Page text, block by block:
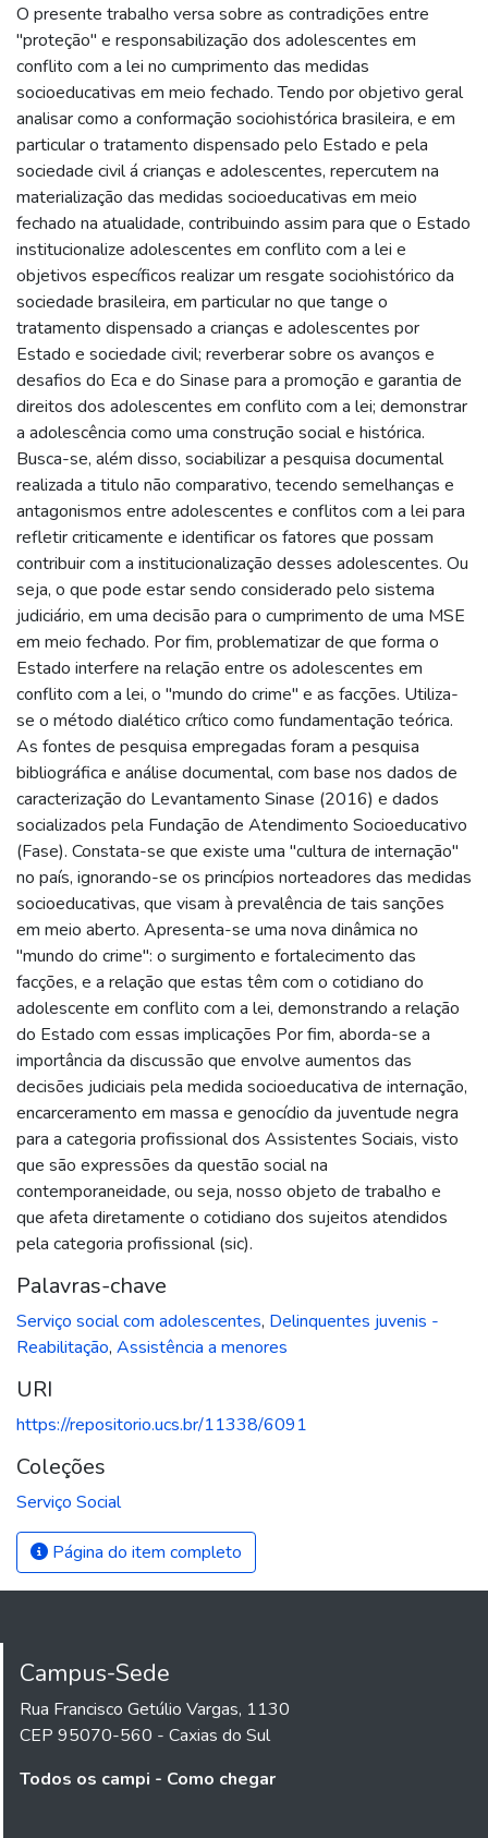
O presente trabalho versa sobre as contradições entre
"proteção" e responsabilização dos adolescentes em
conflito com a lei no cumprimento das medidas
socioeducativas em meio fechado. Tendo por objetivo geral
analisar como a conformação sociohistórica brasileira, e em
particular o tratamento dispensado pelo Estado e pela
sociedade civil á crianças e adolescentes, repercutem na
materialização das medidas socioeducativas em meio
fechado na atualidade, contribuindo assim para que o Estado
institucionalize adolescentes em conflito com a lei e
objetivos específicos realizar um resgate sociohistórico da
sociedade brasileira, em particular no que tange o
tratamento dispensado a crianças e adolescentes por
Estado e sociedade civil; reverberar sobre os avanços e
desafios do Eca e do Sinase para a promoção e garantia de
direitos dos adolescentes em conflito com a lei; demonstrar
a adolescência como uma construção social e histórica.
Busca-se, além disso, sociabilizar a pesquisa documental
realizada a titulo não comparativo, tecendo semelhanças e
antagonismos entre adolescentes e conflitos com a lei para
refletir criticamente e identificar os fatores que possam
contribuir com a institucionalização desses adolescentes. Ou
seja, o que pode estar sendo considerado pelo sistema
judiciário, em uma decisão para o cumprimento de uma MSE
em meio fechado. Por fim, problematizar de que forma o
Estado interfere na relação entre os adolescentes em
conflito com a lei, o "mundo do crime" e as facções. Utiliza-
se o método dialético crítico como fundamentação teórica.
As fontes de pesquisa empregadas foram a pesquisa
bibliográfica e análise documental, com base nos dados de
caracterização do Levantamento Sinase (2016) e dados
socializados pela Fundação de Atendimento Socioeducativo
(Fase). Constata-se que existe uma "cultura de internação"
no país, ignorando-se os princípios norteadores das medidas
socioeducativas, que visam à prevalência de tais sanções
em meio aberto. Apresenta-se uma nova dinâmica no
"mundo do crime": o surgimento e fortalecimento das
facções, e a relação que estas têm com o cotidiano do
adolescente em conflito com a lei, demonstrando a relação
do Estado com essas implicações Por fim, aborda-se a
importância da discussão que envolve aumentos das
decisões judiciais pela medida socioeducativa de internação,
encarceramento em massa e genocídio da juventude negra
para a categoria profissional dos Assistentes Sociais, visto
que são expressões da questão social na
contemporaneidade, ou seja, nosso objeto de trabalho e
que afeta diretamente o cotidiano dos sujeitos atendidos
pela categoria profissional (sic).
Palavras-chave
Serviço social com adolescentes, Delinquentes juvenis -
Reabilitação, Assistência a menores
URI
https://repositorio.ucs.br/11338/6091
Coleções
Serviço Social
Página do item completo
Campus-Sede
Rua Francisco Getúlio Vargas, 1130
CEP 95070-560 - Caxias do Sul
Todos os campi - Como chegar